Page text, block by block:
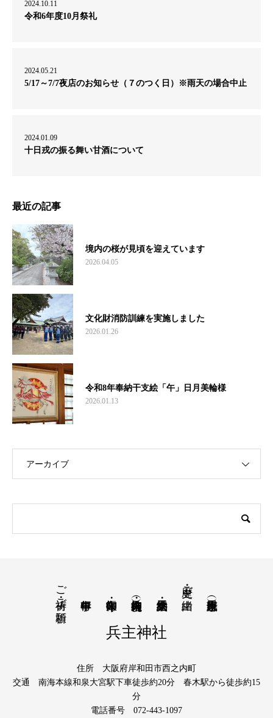
2024.10.11
令和6年度10月祭礼
2024.05.21
5/17～7/7夜店のお知らせ（７のつく日）※雨天の場合中止
2024.01.09
十日戎の振る舞い甘酒について
最近の記事
境内の桜が見頃を迎えています
2026.04.05
文化財消防訓練を実施しました
2026.01.26
令和8年奉納干支絵「午」日月美輪様
2026.01.13
アーカイブ
歴史・ご由緒
ご祈祷・ご祈願
兵主神社
住所 大阪府岸和田市西之内町
交通 南海本線和泉大宮駅下車徒歩約20分 春木駅から徒歩約15
分
電話番号 072-443-1097